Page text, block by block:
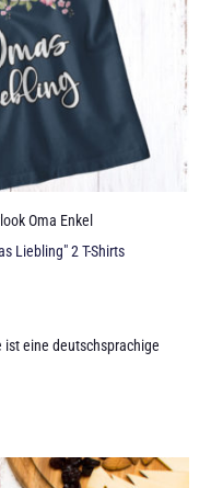
Oma Enkel
Liebling" 2 T-Shirts
ist eine deutschsprachige